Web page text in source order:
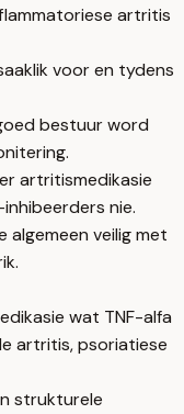
artritis
voor en tydens
bestuur word
artritismedikasie
nie.
algemeen veilig met
wat TNF-alfa
artritis, psoriatiese
strukturele